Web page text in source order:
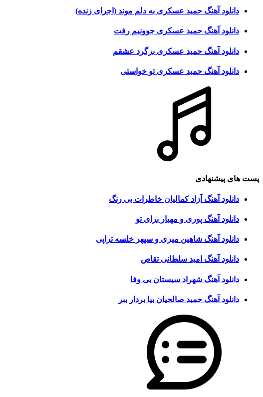
دانلود آهنگ حمید عسکری به دلم موند (اجرای زنده)
دانلود آهنگ حمید عسکری جوونیم رفت
دانلود آهنگ حمید عسکری برگرد عشقم
دانلود آهنگ حمید عسکری تو خواستی
پست های پیشنهادی
دانلود آهنگ آزاد کمالیان خاطرات بی رنگ
دانلود آهنگ پوری و مهیار برای تو
دانلود آهنگ شاهین میری و سپهر خلسه تراپی
دانلود آهنگ امید سلطانی تقاص
دانلود آهنگ شهراد سیستان بی وفا
دانلود آهنگ حمید صالحیان بیا بردار ببر